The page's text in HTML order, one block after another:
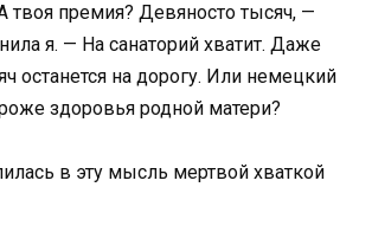
твоя премия? Девяносто тысяч, —
я. — На санаторий хватит. Даже
останется на дорогу. Или немецкий
здоровья родной матери?
в эту мысль мертвой хваткой